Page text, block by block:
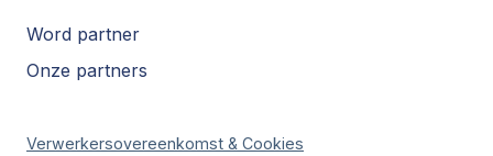
Word partner
Onze partners
Verwerkersovereenkomst & Cookies